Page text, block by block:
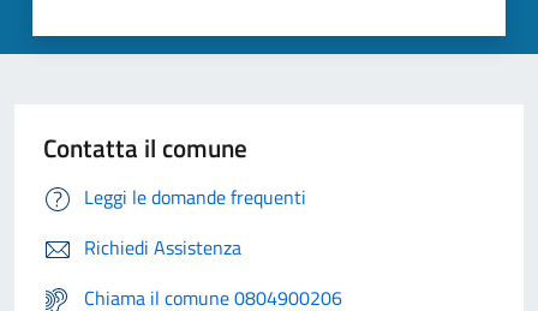
Contatta il comune
Leggi le domande frequenti
Richiedi Assistenza
Chiama il comune 0804900206